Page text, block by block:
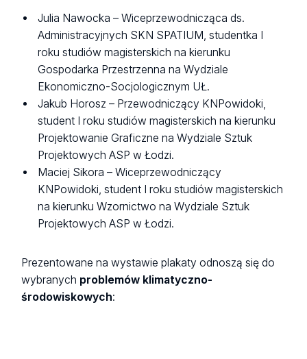
Julia Nawocka – Wiceprzewodnicząca ds.
Administracyjnych SKN SPATIUM, studentka I
roku studiów magisterskich na kierunku
Gospodarka Przestrzenna na Wydziale
Ekonomiczno-Socjologicznym UŁ.
Jakub Horosz – Przewodniczący KNPowidoki,
student I roku studiów magisterskich na kierunku
Projektowanie Graficzne na Wydziale Sztuk
Projektowych ASP w Łodzi.
Maciej Sikora – Wiceprzewodniczący
KNPowidoki, student I roku studiów magisterskich
na kierunku Wzornictwo na Wydziale Sztuk
Projektowych ASP w Łodzi.
Prezentowane na wystawie plakaty odnoszą się do
wybranych problemów klimatyczno-
środowiskowych: